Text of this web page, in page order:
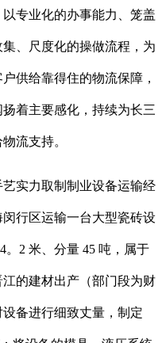
专业化的办事能力、笼盖
、尺度化的操做流程，为
供给靠得住的物流保障，
着主要感化，持续为长三
流支持。
实力取制制业设备运输经
行区运输一台大型瓷砖设
。2 米、分量 45 吨，属于
的建材出产（部门段为财
备进行细致丈量，制定